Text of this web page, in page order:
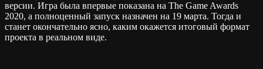
версии. Игра была впервые показана на The Game Awards
2020, а полноценный запуск назначен на 19 марта. Тогда и
станет окончательно ясно, каким окажется итоговый формат
проекта в реальном виде.